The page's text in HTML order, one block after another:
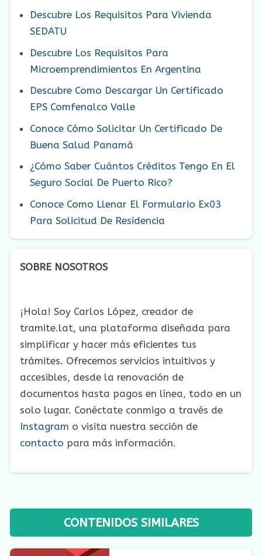
Descubre Los Requisitos Para Vivienda
SEDATU
Descubre Los Requisitos Para
Microemprendimientos En Argentina
Descubre Como Descargar Un Certificado
EPS Comfenalco Valle
Conoce Cómo Solicitar Un Certificado De
Buena Salud Panamá
¿Cómo Saber Cuántos Créditos Tengo En El
Seguro Social De Puerto Rico?
Conoce Como Llenar El Formulario Ex03
Para Solicitud De Residencia
SOBRE NOSOTROS
¡Hola! Soy Carlos López, creador de
tramite.lat, una plataforma diseñada para
simplificar y hacer más eficientes tus
trámites. Ofrecemos servicios intuitivos y
accesibles, desde la renovación de
documentos hasta pagos en línea, todo en un
solo lugar. Conéctate conmigo a través de
Instagram o visita nuestra sección de
contacto para más información.
CONTENIDOS SIMILARES